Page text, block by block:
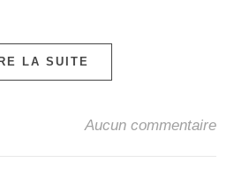
LA SUITE
Aucun commentaire